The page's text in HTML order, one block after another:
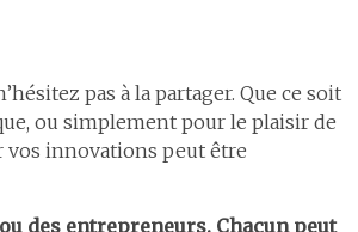
pas à la partager. Que ce soit
ou simplement pour le plaisir de
vos innovations peut être
des entrepreneurs. Chacun peut